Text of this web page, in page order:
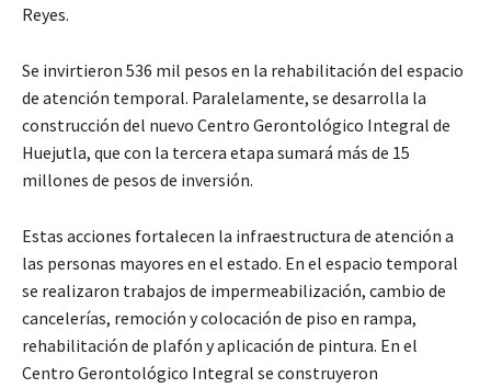
Reyes.
Se invirtieron 536 mil pesos en la rehabilitación del espacio
de atención temporal. Paralelamente, se desarrolla la
construcción del nuevo Centro Gerontológico Integral de
Huejutla, que con la tercera etapa sumará más de 15
millones de pesos de inversión.
Estas acciones fortalecen la infraestructura de atención a
las personas mayores en el estado. En el espacio temporal
se realizaron trabajos de impermeabilización, cambio de
cancelerías, remoción y colocación de piso en rampa,
rehabilitación de plafón y aplicación de pintura. En el
Centro Gerontológico Integral se construyeron